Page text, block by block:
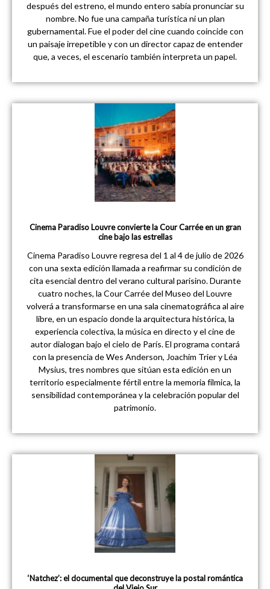
después del estreno, el mundo entero sabía pronunciar su
nombre. No fue una campaña turística ni un plan
gubernamental. Fue el poder del cine cuando coincide con
un paisaje irrepetible y con un director capaz de entender
que, a veces, el escenario también interpreta un papel.
Cinema Paradiso Louvre convierte la Cour Carrée en un gran
cine bajo las estrellas
Cinema Paradiso Louvre regresa del 1 al 4 de julio de 2026
con una sexta edición llamada a reafirmar su condición de
cita esencial dentro del verano cultural parisino. Durante
cuatro noches, la Cour Carrée del Museo del Louvre
volverá a transformarse en una sala cinematográfica al aire
libre, en un espacio donde la arquitectura histórica, la
experiencia colectiva, la música en directo y el cine de
autor dialogan bajo el cielo de París. El programa contará
con la presencia de Wes Anderson, Joachim Trier y Léa
Mysius, tres nombres que sitúan esta edición en un
territorio especialmente fértil entre la memoria fílmica, la
sensibilidad contemporánea y la celebración popular del
patrimonio.
‘Natchez’: el documental que deconstruye la postal romántica